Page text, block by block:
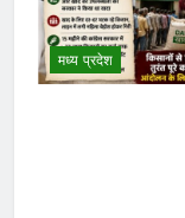
मध्य प्रदेश